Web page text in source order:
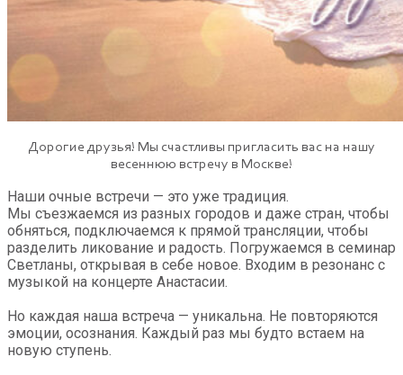
Дорогие друзья! Мы счастливы пригласить вас на нашу
весеннюю встречу в Москве!
Наши очные встречи — это уже традиция.
Мы съезжаемся из разных городов и даже стран, чтобы
обняться, подключаемся к прямой трансляции, чтобы
разделить ликование и радость. Погружаемся в семинар
Светланы, открывая в себе новое. Входим в резонанс с
музыкой на концерте Анастасии.
Но каждая наша встреча — уникальна. Не повторяются
эмоции, осознания. Каждый раз мы будто встаем на
новую ступень.